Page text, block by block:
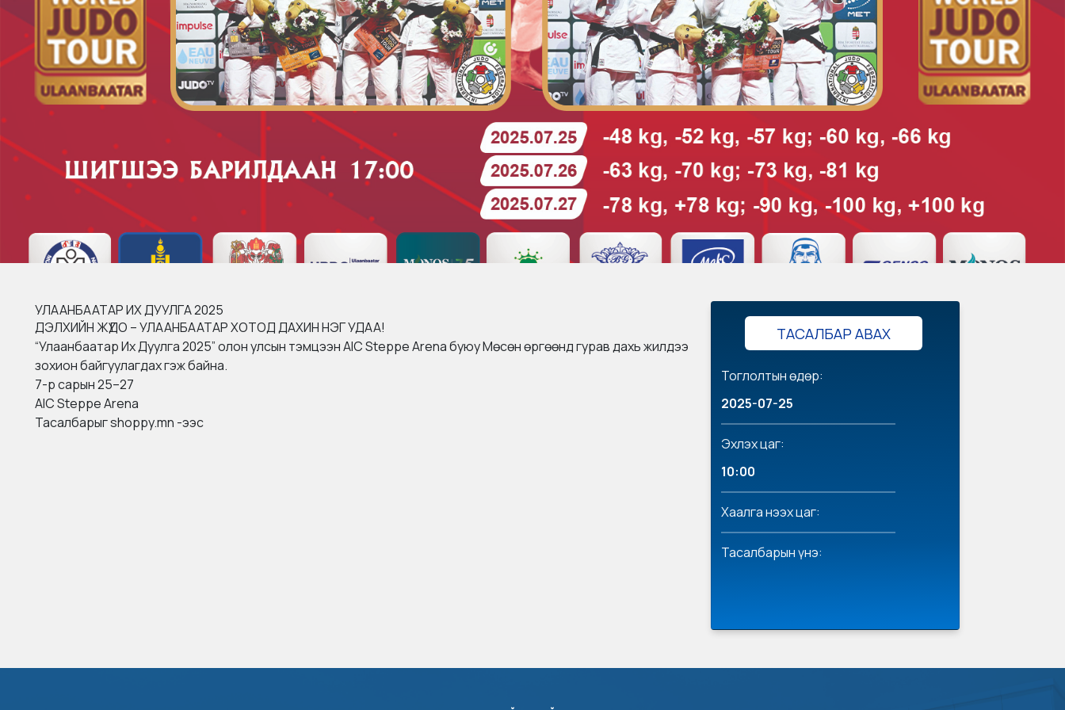
УЛААНБААТАР ИХ ДУУЛГА 2025
ДЭЛХИЙН ЖҮДО – УЛААНБААТАР ХОТОД ДАХИН НЭГ УДАА!
“Улаанбаатар Их Дуулга 2025” олон улсын тэмцээн AIC Steppe Arena буюу Мөсөн өргөөнд гурав дахь жилдээ
зохион байгуулагдах гэж байна.
7-р сарын 25–27
AIC Steppe Arena
Тасалбарыгshoppy.mn -ээс
ТАСАЛБАР АВАХ
Тоглолтын өдөр:
2025-07-25
Эхлэх цаг:
10:00
Хаалга нээх цаг:
Тасалбарын үнэ: